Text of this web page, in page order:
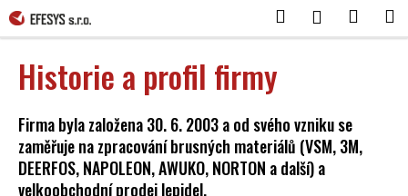
Přejít
na
HledatPřihlášení
Historie a profil firmy
Firma byla založena 30. 6. 2003 a od svého vzniku se
zaměřuje na zpracování brusných materiálů (VSM, 3M,
DEERFOS, NAPOLEON, AWUKO, NORTON a další) a
velkoobchodní prodej lepidel.
K
o Zpět
Zpět
C
o
p
o